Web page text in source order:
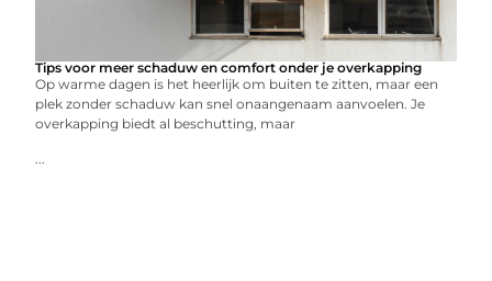
Tips voor meer schaduw en comfort onder je overkapping
Op warme dagen is het heerlijk om buiten te zitten, maar een
plek zonder schaduw kan snel onaangenaam aanvoelen. Je
overkapping biedt al beschutting, maar
...